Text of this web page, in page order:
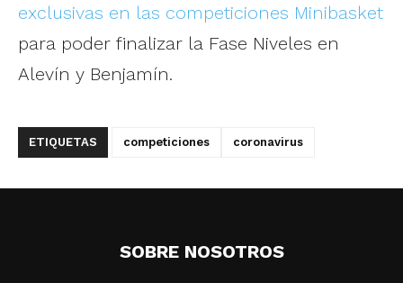
exclusivas en las competiciones Minibasket
para poder finalizar la Fase Niveles en
Alevín y Benjamín.
ETIQUETAS competiciones coronavirus
SOBRE NOSOTROS